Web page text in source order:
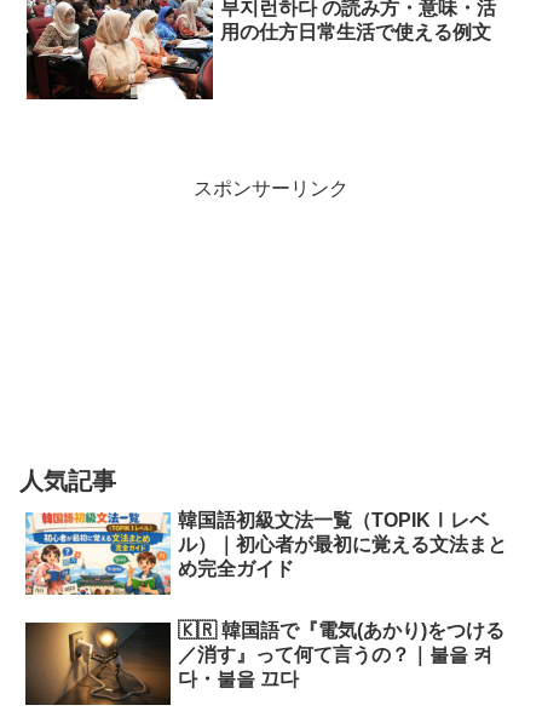
부지런하다 の読み方・意味・活
用の仕方日常生活で使える例文
スポンサーリンク
人気記事
韓国語初級文法一覧（TOPIKⅠレベ
ル）｜初心者が最初に覚える文法まと
め完全ガイド
🇰🇷 韓国語で『電気(あかり)をつける
／消す』って何て言うの？｜불을 켜
다・불을 끄다